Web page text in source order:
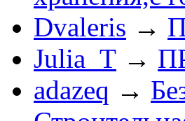
Dvaleris →
Julia_T →
adazeq →